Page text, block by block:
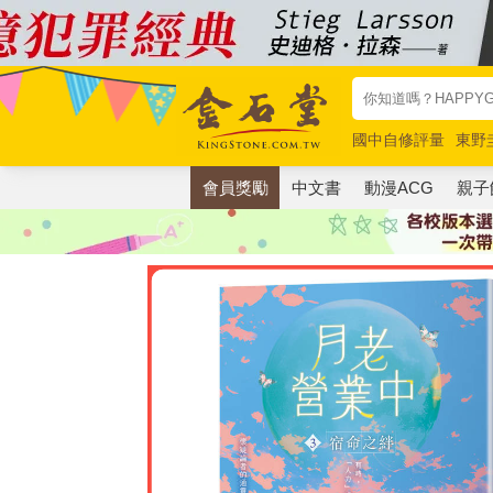
國中自修評量
東野
唯紅花綻放
奧德賽
會員獎勵 中文書 動漫ACG 親